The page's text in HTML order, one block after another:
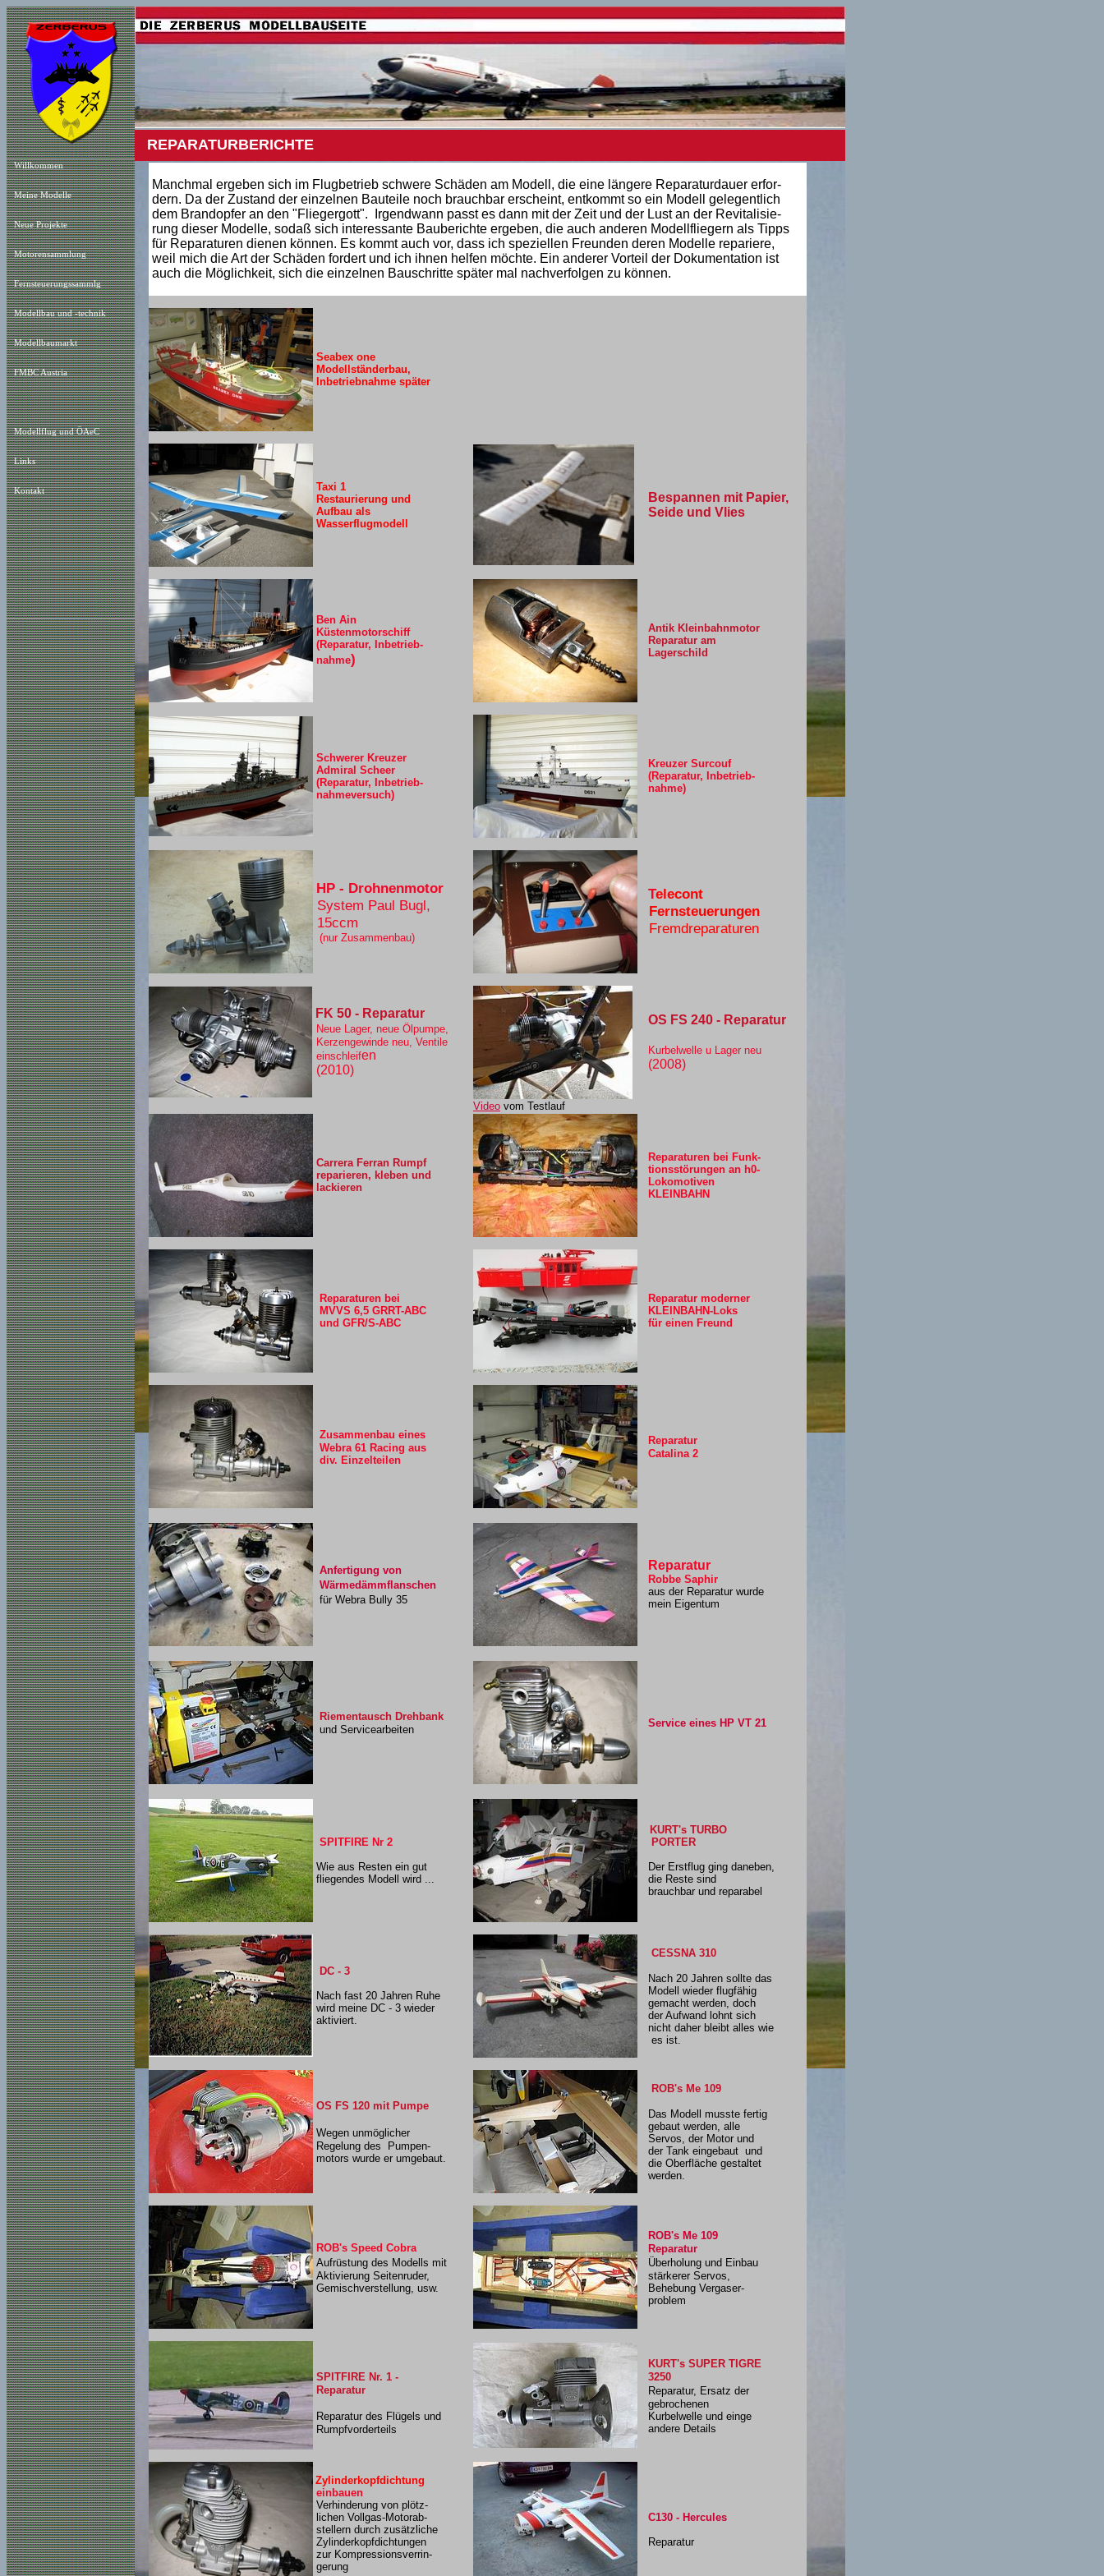
Willkommen
Meine Modelle
Neue Projekte
Motorensammlung
Fernsteuerungssammlg
Modellbau und -technik
Modellbaumarkt
FMBC Austria
Modellflug und ÖAeC
Links
Kontakt
REPARATURBERICHTE
Manchmal ergeben sich im Flugbetrieb schwere Schäden am Modell, die eine längere Reparaturdauer erfor-
dern. Da der Zustand der einzelnen Bauteile noch brauchbar erscheint, entkommt so ein Modell gelegentlich
dem Brandopfer an den "Fliegergott". Irgendwann passt es dann mit der Zeit und der Lust an der Revitalisie-
rung dieser Modelle, sodaß sich interessante Bauberichte ergeben, die auch anderen Modellfliegern als Tipps
für Reparaturen dienen können. Es kommt auch vor, dass ich speziellen Freunden deren Modelle repariere,
weil mich die Art der Schäden fordert und ich ihnen helfen möchte. Ein anderer Vorteil der Dokumentation ist
auch die Möglichkeit, sich die einzelnen Bauschritte später mal nachverfolgen zu können.
Seabex one
Modellständerbau,
Inbetriebnahme später
Taxi 1
Restaurierung und
Aufbau als
Wasserflugmodell
Bespannen mit Papier,
Seide und Vlies
Ben Ain
Küstenmotorschiff
(Reparatur, Inbetrieb-
nahme)
Antik Kleinbahnmotor
Reparatur am
Lagerschild
Schwerer Kreuzer
Admiral Scheer
(Reparatur, Inbetrieb-
nahmeversuch)
Kreuzer Surcouf
(Reparatur, Inbetrieb-
nahme)
HP - Drohnenmotor
System Paul Bugl,
15ccm
(nur Zusammenbau)
Telecont
Fernsteuerungen
Fremdreparaturen
FK 50 - Reparatur
Neue Lager, neue Ölpumpe,
Kerzengewinde neu, Ventile
einschleifen
(2010)
OS FS 240 - Reparatur
Kurbelwelle u Lager neu
(2008)
Video vom Testlauf
Carrera Ferran Rumpf
reparieren, kleben und
lackieren
Reparaturen bei Funk-
tionsstörungen an h0-
Lokomotiven
KLEINBAHN
Reparaturen bei
MVVS 6,5 GRRT-ABC
und GFR/S-ABC
Reparatur moderner
KLEINBAHN-Loks
für einen Freund
Zusammenbau eines
Webra 61 Racing aus
div. Einzelteilen
Reparatur
Catalina 2
Anfertigung von
Wärmedämmflanschen
für Webra Bully 35
Reparatur
Robbe Saphir
aus der Reparatur wurde
mein Eigentum
Riementausch Drehbank
und Servicearbeiten
Service eines HP VT 21
SPITFIRE Nr 2
Wie aus Resten ein gut
fliegendes Modell wird ...
KURT's TURBO
PORTER
Der Erstflug ging daneben,
die Reste sind
brauchbar und reparabel
DC - 3
Nach fast 20 Jahren Ruhe
wird meine DC - 3 wieder
aktiviert.
CESSNA 310
Nach 20 Jahren sollte das
Modell wieder flugfähig
gemacht werden, doch
der Aufwand lohnt sich
nicht daher bleibt alles wie
es ist.
OS FS 120 mit Pumpe
Wegen unmöglicher
Regelung des Pumpen-
motors wurde er umgebaut.
ROB's Me 109
Das Modell musste fertig
gebaut werden, alle
Servos, der Motor und
der Tank eingebaut und
die Oberfläche gestaltet
werden.
ROB's Speed Cobra
Aufrüstung des Modells mit
Aktivierung Seitenruder,
Gemischverstellung, usw.
ROB's Me 109
Reparatur
Überholung und Einbau
stärkerer Servos,
Behebung Vergaser-
problem
SPITFIRE Nr. 1 -
Reparatur
Reparatur des Flügels und
Rumpfvorderteils
KURT's SUPER TIGRE
3250
Reparatur, Ersatz der
gebrochenen
Kurbelwelle und einge
andere Details
Zylinderkopfdichtung
einbauen
Verhinderung von plötz-
lichen Vollgas-Motorab-
stellern durch zusätzliche
Zylinderkopfdichtungen
zur Kompressionsverrin-
gerung
C130 - Hercules
Reparatur